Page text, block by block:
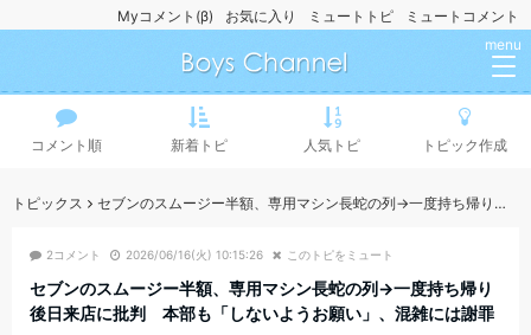
ミュートコメント
ミュートトピ
お気に入り
Myコメント(β)
menu
コメント順 新着トピ 人気トピ トピック作成
トピックス セブンのスムージー半額、専用マシン長蛇の列→一度持ち帰り後日来店に批判 本部も「しないようお願い」、混雑には謝罪
2コメント 2026/06/16(火) 10:15:26 このトピをミュート
セブンのスムージー半額、専用マシン長蛇の列→一度持ち帰り
後日来店に批判 本部も「しないようお願い」、混雑には謝罪